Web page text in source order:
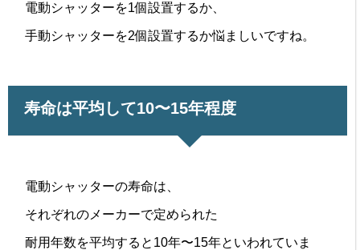
電動シャッターを1個設置するか、
手動シャッターを2個設置するか悩ましいですね。
寿命は平均して10〜15年程度
電動シャッターの寿命は、
それぞれのメーカーで定められた
耐用年数を平均すると10年〜15年といわれていま